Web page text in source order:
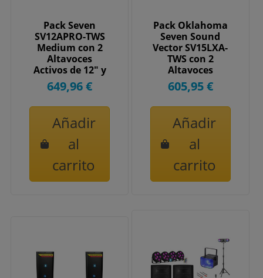
Pack Seven
SV12APRO-TWS
Medium con 2
Altavoces
Activos de 12" y
Soportes
649,96 €
Añadir
al
carrito
Pack Oklahoma
Seven Sound
Vector SV15LXA-
TWS con 2
Altavoces
Activos 15",
Soportes y...
605,95 €
Añadir
al
carrito